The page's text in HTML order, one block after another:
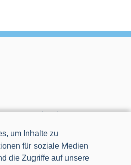
um Inhalte zu
für soziale Medien
die Zugriffe auf unsere
für die Digitalisierung